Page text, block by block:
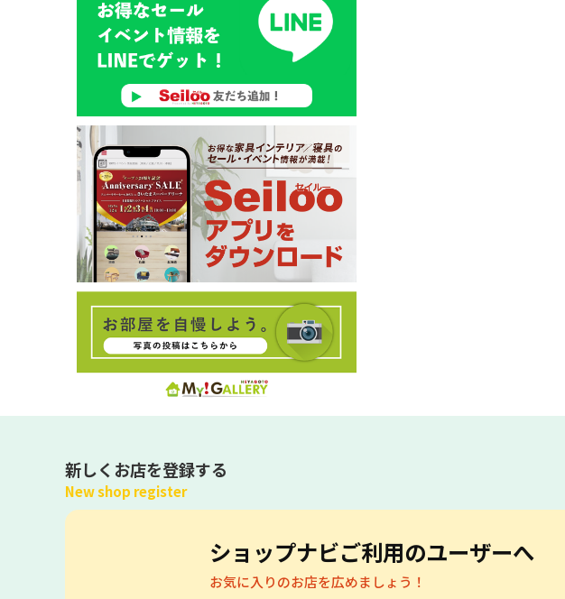
新しくお店を登録する
New shop register
ショップナビご利用のユーザーへ
お気に入りのお店を広めましょう！